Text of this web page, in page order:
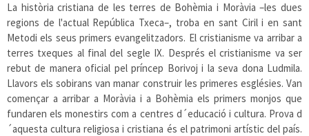
La història cristiana de les terres de Bohèmia i Moràvia –les dues
regions de l'actual República Txeca–, troba en sant Ciril i en sant
Metodi els seus primers evangelitzadors. El cristianisme va arribar a
terres txeques al final del segle IX. Després el cristianisme va ser
rebut de manera oficial pel príncep Borivoj i la seva dona Ludmila.
Llavors els sobirans van manar construir les primeres esglésies. Van
començar a arribar a Moràvia i a Bohèmia els primers monjos que
fundaren els monestirs com a centres d´educació i cultura. Prova d
´aquesta cultura religiosa i cristiana és el patrimoni artístic del país.